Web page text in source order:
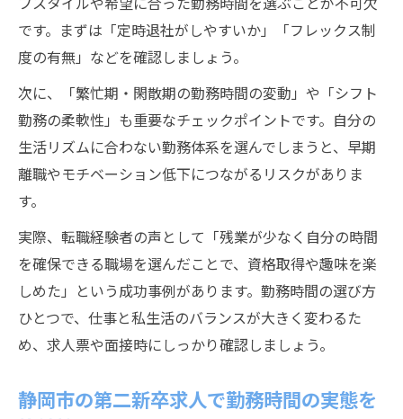
る方法
第二新卒の静岡市勤務で離職期間が影響す
です。まずは「定時退社がしやすいか」「フレックス制
度の有無」などを確認しましょう。
次に、「繁忙期・閑散期の勤務時間の変動」や「シフト
勤務の柔軟性」も重要なチェックポイントです。自分の
生活リズムに合わない勤務体系を選んでしまうと、早期
離職やモチベーション低下につながるリスクがありま
す。
実際、転職経験者の声として「残業が少なく自分の時間
を確保できる職場を選んだことで、資格取得や趣味を楽
しめた」という成功事例があります。勤務時間の選び方
ひとつで、仕事と私生活のバランスが大きく変わるた
め、求人票や面接時にしっかり確認しましょう。
静岡市の第二新卒求人で勤務時間の実態を